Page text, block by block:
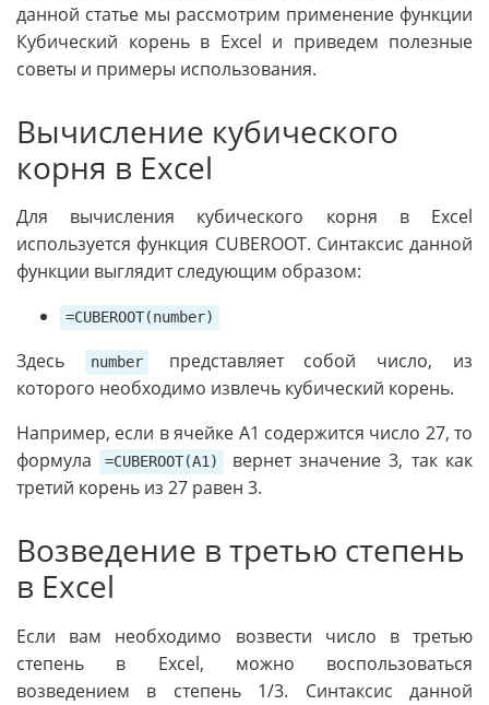
данной статье мы рассмотрим применение функции
Кубический корень в Excel и приведем полезные
советы и примеры использования.
Вычисление кубического
корня в Excel
Для вычисления кубического корня в Excel
используется функция CUBEROOT. Синтаксис данной
функции выглядит следующим образом:
=CUBEROOT(number)
Здесь number
представляет собой число, из
которого необходимо извлечь кубический корень.
Например, если в ячейке A1 содержится число 27, то
формула
=CUBEROOT(A1)
вернет значение 3, так как
третий корень из 27 равен 3.
Возведение в третью степень
в Excel
Если вам необходимо возвести число в третью
степень в Excel, можно воспользоваться
возведением в степень 1/3. Синтаксис данной